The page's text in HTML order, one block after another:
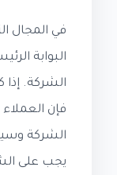
في المجال
البوابة
الشركة. إذا
فإن
الشركة
يجب على